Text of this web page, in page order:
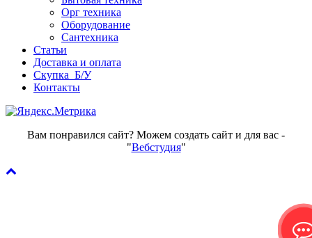
Орг техника
Оборудование
Сантехника
Статьи
Доставка и оплата
Скупка Б/У
Контакты
Вам понравился сайт? Можем создать сайт и для вас -
"Вебстудия"